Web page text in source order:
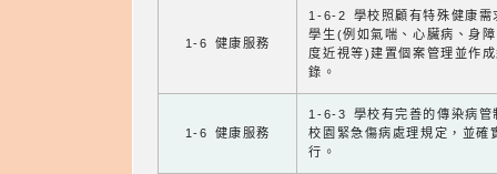
1-6 健康服務
1-6-2 學校照顧有特殊健康需
學生(例如氣喘、心臟病、身
度近視等)建置個案管理並作
錄。
1-6 健康服務
1-6-3 學校有完善的傳染病管
校園緊急傷病處理規定，並確
行。